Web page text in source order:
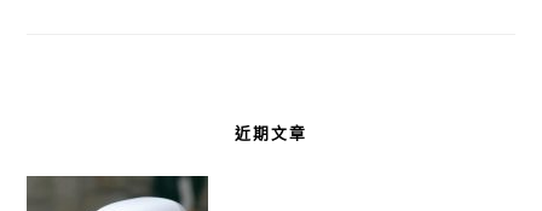
近期文章